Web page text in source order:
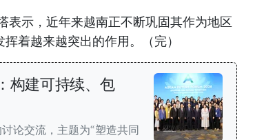
表示，近年来越南正不断巩固其作为地区
着越来越突出的作用。（完）
构建可持续、包
论交流，主题为“塑造共同